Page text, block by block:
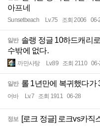
아프네
Sunsetbeach Lv.75 조회 2006 06-
일반 솔랭 정글 10하드캐리
수밖에 없다.
까만사탕 Lv.89 조회 2110 06-
일반 롤 1년만에 복귀했다가
어바 Lv.7 조회 1911 06-28
정보 [로크 정글] 로크vs카직